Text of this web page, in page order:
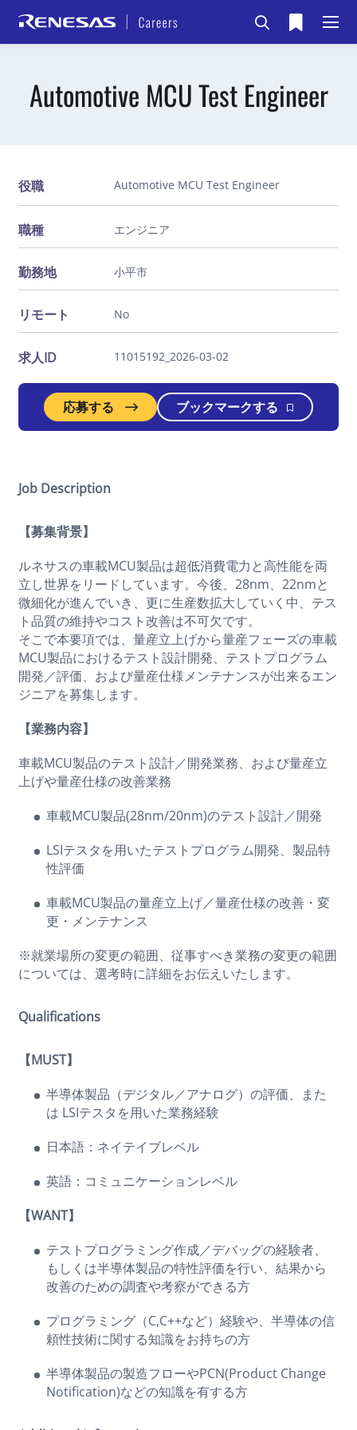
Automotive MCU Test Engineer
Job Description
【募集背景】
ルネサスの車載MCU製品は超低消費電力と高性能を両
立し世界をリードしています。今後、28nm、22nmと
微細化が進んでいき、更に生産数拡大していく中、テス
ト品質の維持やコスト改善は不可欠です。
そこで本要項では、量産立上げから量産フェーズの車載
MCU製品におけるテスト設計開発、テストプログラム
開発／評価、および量産仕様メンテナンスが出来るエン
ジニアを募集します。
【業務内容】
車載MCU製品のテスト設計／開発業務、および量産立
上げや量産仕様の改善業務
車載MCU製品(28nm/20nm)のテスト設計／開発
LSIテスタを用いたテストプログラム開発、製品特
性評価
車載MCU製品の量産立上げ／量産仕様の改善・変
更・メンテナンス
※就業場所の変更の範囲、従事すべき業務の変更の範囲
については、選考時に詳細をお伝えいたします。
Qualifications
【MUST】
半導体製品（デジタル／アナログ）の評価、また
は LSIテスタを用いた業務経験
日本語：ネイテイブレベル
英語：コミュニケーションレベル
【WANT】
テストプログラミング作成／デバッグの経験者、
もしくは半導体製品の特性評価を行い、結果から
改善のための調査や考察ができる方
プログラミング（C,C++など）経験や、半導体の信
頼性技術に関する知識をお持ちの方
半導体製品の製造フローやPCN(Product Change
Notification)などの知識を有する方
役職 Automotive MCU Test Engineer
職種 エンジニア
勤務地 小平市
リモート No
求人ID 11015192_2026-03-02
応募する ブックマークする